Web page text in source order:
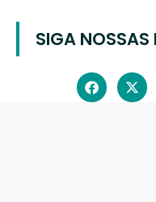
SIGA NOSSAS